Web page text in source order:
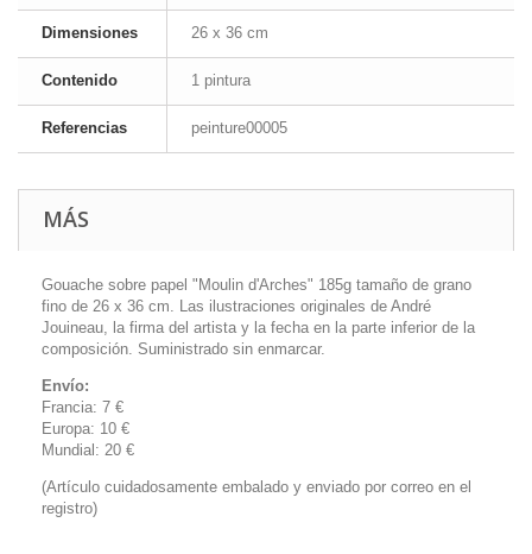
Dimensiones 26 x 36 cm
Contenido 1 pintura
Referencias peinture00005
MÁS
Gouache sobre papel "Moulin d'Arches" 185g tamaño de grano
fino de 26 x 36 cm. Las ilustraciones originales de André
Jouineau, la firma del artista y la fecha en la parte inferior de la
composición. Suministrado sin enmarcar.
Envío:
Francia: 7 €
Europa: 10 €
Mundial: 20 €
(Artículo cuidadosamente embalado y enviado por correo en el
registro)